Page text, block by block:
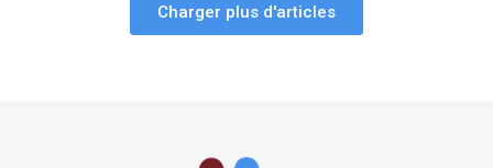
Charger plus d'articles